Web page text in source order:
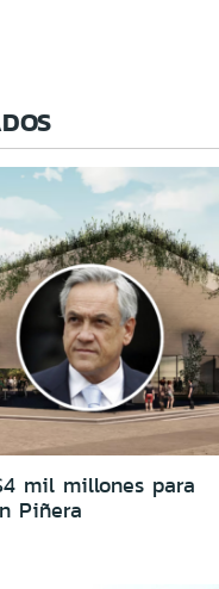
mil millones para
Piñera